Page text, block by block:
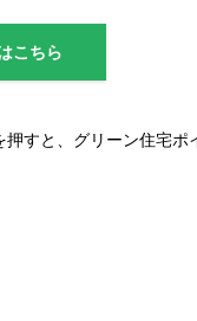
こちら
すと、グリーン住宅ポ